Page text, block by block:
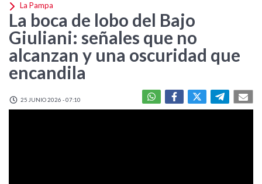
La Pampa
La boca de lobo del Bajo
Giuliani: señales que no
alcanzan y una oscuridad que
encandila
25 JUNIO 2026 - 07:10